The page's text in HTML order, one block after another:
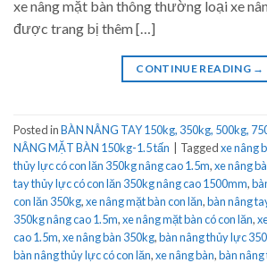
xe nâng mặt bàn thông thường loại xe
được trang bị thêm […]
CONTINUE READING →
Posted inBÀN NÂNG TAY 150kg, 350kg, 500kg,
NÂNG MẶT BÀN 150kg-1.5 tấn
Taggedxe nâng
thủy lực có con lăn 350kg nâng cao 1.5m,xe nâng
tay thủy lực có con lăn 350kg nâng cao 1500mm,
con lăn 350kg,xe nâng mặt bàn con lăn,bàn nâng
350kg nâng cao 1.5m,xe nâng mặt bàn có con lăn,
cao 1.5m,xe nâng bàn 350kg,bàn nâng thủy lực
bàn nâng thủy lực có con lăn,xe nâng bàn,bàn